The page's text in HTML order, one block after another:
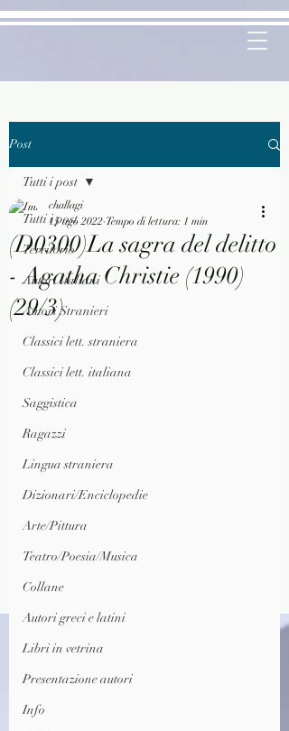
Post
Tutti i post
Territorio
Autori Italiani
Autori Stranieri
Classici lett. straniera
Classici lett. italiana
Saggistica
Ragazzi
Lingua straniera
Dizionari/Enciclopedie
Arte/Pittura
Teatro/Poesia/Musica
Collane
Autori greci e latini
Libri in vetrina
Presentazione autori
Info
Tutti i post
(D0300)La sagra del delitto
- Agatha Christie (1990)
(29/3)
challagi
15 ago 2022 Tempo di lettura: 1 min